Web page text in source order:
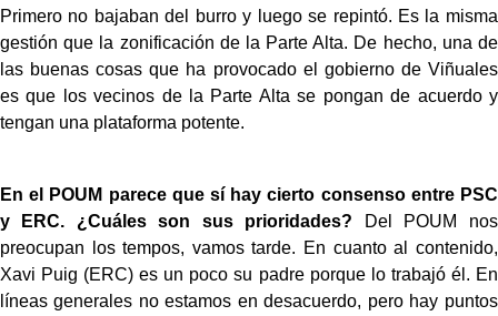
Primero no bajaban del burro y luego se repintó. Es la misma
gestión que la zonificación de la Parte Alta. De hecho, una de
las buenas cosas que ha provocado el gobierno de Viñuales
es que los vecinos de la Parte Alta se pongan de acuerdo y
tengan una plataforma potente.
En el POUM parece que sí hay cierto consenso entre PSC
y ERC. ¿Cuáles son sus prioridades?
Del POUM nos
preocupan los tempos, vamos tarde. En cuanto al contenido,
Xavi Puig (ERC) es un poco su padre porque lo trabajó él. En
líneas generales no estamos en desacuerdo, pero hay puntos